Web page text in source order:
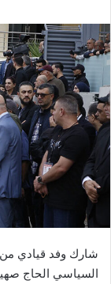
شارك وفد قيادي
السياسي الحاج